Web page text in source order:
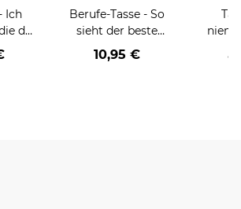
Ich
du
-
Berufe-Tasse - So
sieht der beste
BERUF aus -
verschiedene Berufe
10,95 €